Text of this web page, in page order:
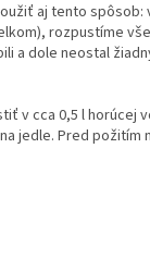
aj tento
rozpustíme
a dole neostal
v cca 0,5 l horúcej
jedle. Pred požitím